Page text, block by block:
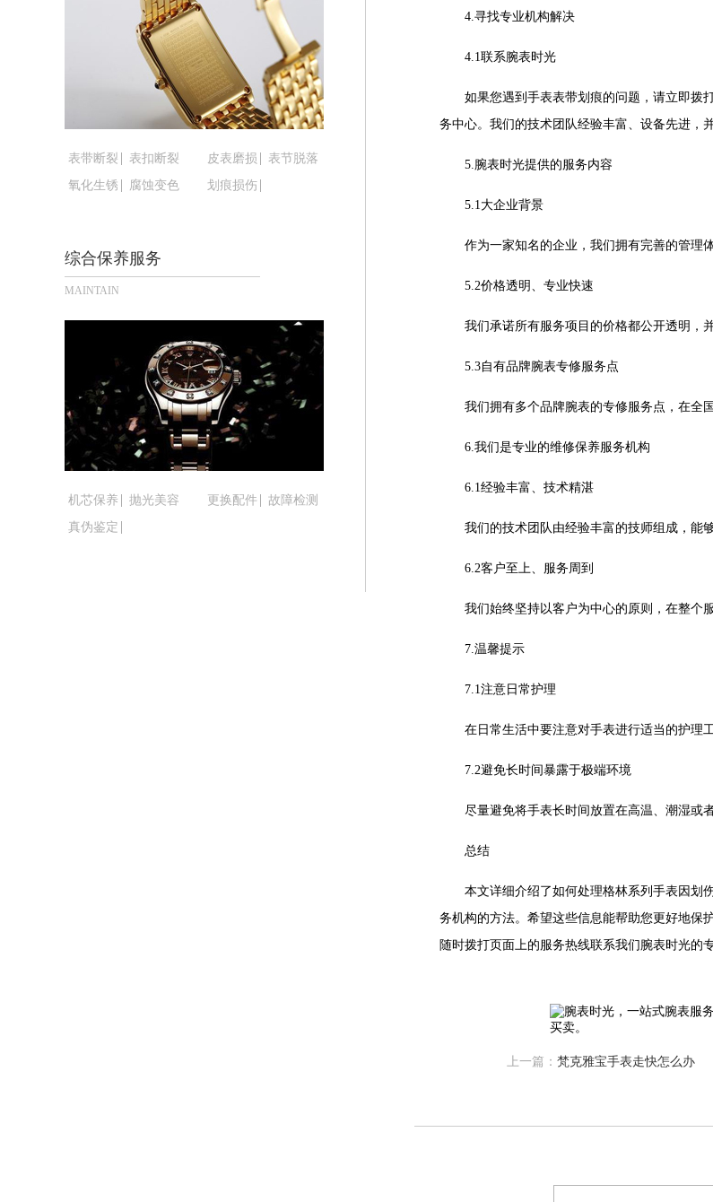
黑龙江省鹤岗市向阳区红军路腕表时光售后服务中心（需提前预约）
黑龙江省黑河市爱辉区中央街腕表时光售后服务中心（需提前预约）
黑龙江省鸡西市鸡冠区红军路腕表时光售后服务中心（需提前预约）
黑龙江省佳木斯市向阳区长安路腕表时光售后服务中心（需提前预约）
黑龙江省牡丹江市东安区太平路腕表时光售后服务中心（需提前预约）
黑龙江省七台河市桃山区大同街腕表时光售后服务中心（需提前预约）
黑龙江省齐齐哈尔市龙沙区龙华路腕表时光售后服务中心（需提前预约）
黑龙江省双鸭山市尖山区新兴大街腕表时光售后服务中心（需提前预约）
黑龙江省绥化市北林区新华街与康庄路交叉口腕表时光售后服务中心（需提前预约）
吉林省白山市浑江区浑江大街腕表时光售后服务中心（需提前预约）
吉林省辽源市龙山区人民大街腕表时光售后服务中心（需提前预约）
吉林省梅河口市新华街道梅河大街腕表时光售后服务中心（需提前预约）
吉林省四平市铁东区紫气大路与南九经街交汇处腕表时光售后服务中心（需提前预约）
吉林省松原市宁江区五环大街腕表时光售后服务中心（需提前预约）
吉林省通化市东昌区环通乡江南大街腕表时光售后服务中心（需提前预约）
吉林省延边市延吉市解放路腕表时光售后服务中心（需提前预约）
辽宁省鞍山市铁东区站前街腕表时光售后服务中心（需提前预约）
辽宁省本溪市平山区胜利路腕表时光售后服务中心（需提前预约）
辽宁省朝阳市双塔区新华路腕表时光售后服务中心（需提前预约）
辽宁省阜新市海州区解放大街腕表时光售后服务中心（需提前预约）
辽宁省锦州市古塔区中央大街腕表时光售后服务中心（需提前预约）
辽宁省辽阳市白塔区新运大街腕表时光售后服务中心（需提前预约）
辽宁省铁岭市银州区南马路腕表时光售后服务中心（需提前预约）
辽宁省沈阳市沈河区中街路83号亨得利名表维修授权店1楼腕表时光售后服务中心（需提前预约）
北京市东城区东长安街1号王府井东方广场W3座6层602室腕表时光售后服务中心（需提前预约）
河北省保定市竞秀区朝阳北大街北国先天下腕表时光售后服务中心（需提前预约）
内蒙古自治区阿拉善盟市左旗土尔扈特大街腕表时光售后服务中心（需提前预约）
内蒙古自治区鄂尔多斯市东胜区伊金霍洛街腕表时光售后服务中心（需提前预约）
内蒙古自治区呼伦贝尔市海拉尔区中央街腕表时光售后服务中心（需提前预约）
内蒙古自治区通辽市科尔沁区明仁大街腕表时光售后服务中心（需提前预约）
表带断裂 表扣断裂 皮表磨损
表节脱落
氧化生锈
腐蚀变色 划痕损伤
综合保养服务
MAINTAIN
机芯保养 抛光美容 更换配件
故障检测
真伪鉴定
4.寻找专业机构解决
4.1联系腕表时光
如果您遇到手表表带划痕的问题，请立即拨
务中心。我们的技术团队经验丰富、设备先进，
5.腕表时光提供的服务内容
5.1大企业背景
作为一家知名的企业，我们拥有完善的管理
5.2价格透明、专业快速
我们承诺所有服务项目的价格都公开透明，
5.3自有品牌腕表专修服务点
我们拥有多个品牌腕表的专修服务点，在全
6.我们是专业的维修保养服务机构
6.1经验丰富、技术精湛
我们的技术团队由经验丰富的技师组成，能
6.2客户至上、服务周到
我们始终坚持以客户为中心的原则，在整个
7.温馨提示
7.1注意日常护理
在日常生活中要注意对手表进行适当的护理
7.2避免长时间暴露于极端环境
尽量避免将手表长时间放置在高温、潮湿或
总结
本文详细介绍了如何处理格林系列手表因划
务机构的方法。希望这些信息能帮助您更好地
随时拨打页面上的服务热线联系我们腕表时光的
上一篇： 梵克雅宝手表走快怎么办